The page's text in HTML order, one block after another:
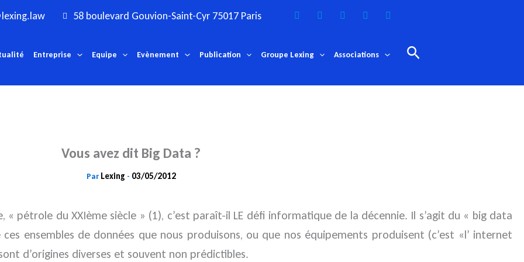
58 boulevard Gouvion-Saint-Cyr 75017 Paris
Entreprise Equipe Evènement Publication Groupe Lexing Associations Rechercher
Vous avez dit Big Data ?
Par Lexing - 03/05/2012
« pétrole du XXIème siècle » (1), c’est paraît-il LE défi informatique de la décennie. Il s’agit du « big data
ces ensembles de données que nous produisons, ou que nos équipements produisent (c’est «l’ internet
d’origines diverses et souvent non prédictibles.